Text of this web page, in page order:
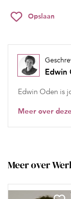
Opslaan
Edwin
Edwin Oden is
Meer over
Meer over